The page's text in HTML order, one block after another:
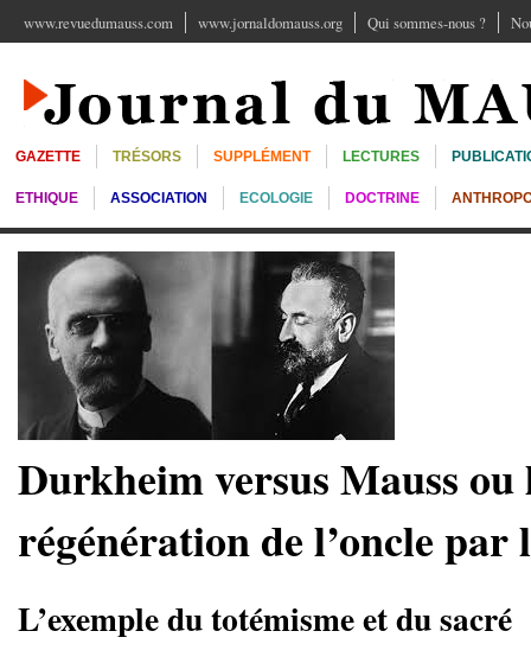
www.revuedumauss.com www.jornaldomauss.org Qui sommes-nous ?
GAZETTE TRÉSORS SUPPLÉMENT LECTURES
ETHIQUE ASSOCIATION ECOLOGIE DOCTRINE
Durkheim versus Mauss ou
régénération de l’oncle par
L’exemple du totémisme et du sacré